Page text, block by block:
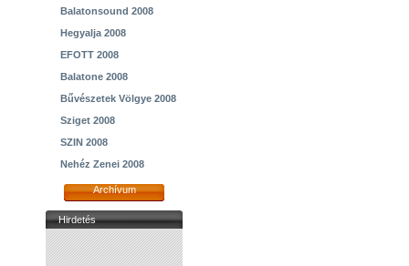
Balatonsound 2008
Hegyalja 2008
EFOTT 2008
Balatone 2008
Bűvészetek Völgye 2008
Sziget 2008
SZIN 2008
Nehéz Zenei 2008
Archívum
Hirdetés